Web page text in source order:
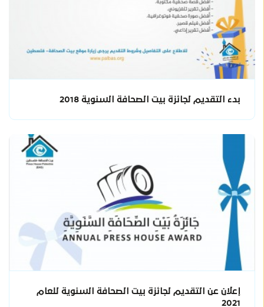
بدء التقديم لجائزة بيت الصحافة السنوية 2018
إعلان عن التقديم لجائزة بيت الصحافة السنوية للعام
2021